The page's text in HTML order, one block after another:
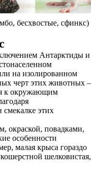
бесхвостые, сфинкс)
Антарктиды и
на изолированном
черт этих животных –
к окружающим
этих
окраской, повадками,
особенности
малая крыса гораздо
шелковистая,